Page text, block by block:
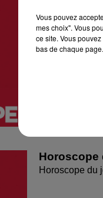
Horoscope
Horoscope du
Vous pouvez
mes choix". Vous
ce site. Vous
bas de chaque page.